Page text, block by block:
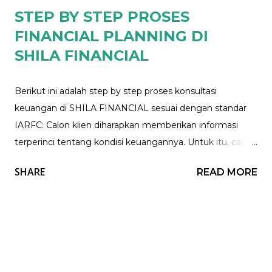
dengan aset yang dimili...
STEP BY STEP PROSES
FINANCIAL PLANNING DI
SHILA FINANCIAL
Berikut ini adalah step by step proses konsultasi
keuangan di SHILA FINANCIAL sesuai dengan standar
IARFC: Calon klien diharapkan memberikan informasi
terperinci tentang kondisi keuangannya. Untuk itu, calon
dengan mengisi formulir DGQ (Data Gathering
SHARE READ MORE